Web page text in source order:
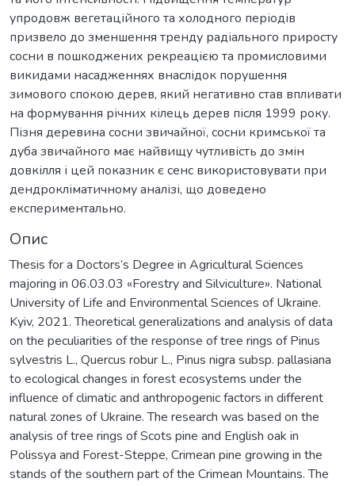
упродовж вегетаційного та холодного періодів
призвело до зменшення тренду радіального приросту
сосни в пошкоджених рекреацією та промисловими
викидами насадженнях внаслідок порушення
зимового спокою дерев, який негативно став впливати
на формування річних кілець дерев після 1999 року.
Пізня деревина сосни звичайної, сосни кримської та
дуба звичайного має найвищу чутливість до змін
довкілля і цей показник є сенс використовувати при
дендрокліматичному аналізі, що доведено
експериментально.
Опис
Thesis for a Doctors’s Degree in Agricultural Sciences
majoring in 06.03.03 «Forestry and Silviculture». National
University of Life and Environmental Sciences of Ukraine.
Kyiv, 2021. Theoretical generalizations and analysis of data
on the peculiarities of the response of tree rings of Pinus
sylvestris L., Quercus robur L., Pinus nigra subsp. pallasiana
to ecological changes in forest ecosystems under the
influence of climatic and anthropogenic factors in different
natural zones of Ukraine. The research was based on the
analysis of tree rings of Scots pine and English oak in
Polissya and Forest-Steppe, Crimean pine growing in the
stands of the southern part of the Crimean Mountains. The